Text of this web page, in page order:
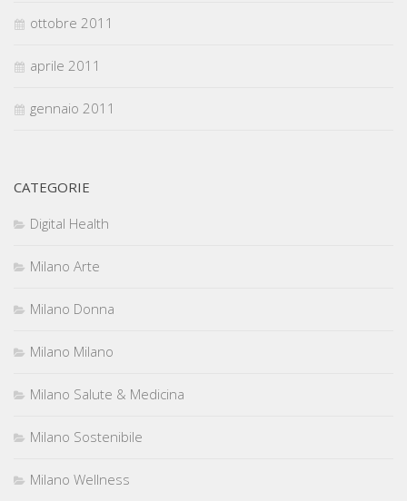
ottobre 2011
aprile 2011
gennaio 2011
CATEGORIE
Digital Health
Milano Arte
Milano Donna
Milano Milano
Milano Salute & Medicina
Milano Sostenibile
Milano Wellness